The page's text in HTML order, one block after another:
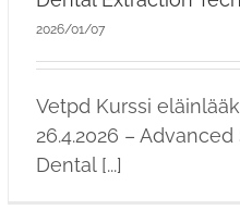
2026/01/07
Vetpd Kurssi
26.4.2026 –
Dental [...]